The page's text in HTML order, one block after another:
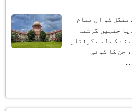
کو ان تمام
جنہیں گزشتہ
جن کا کوئی